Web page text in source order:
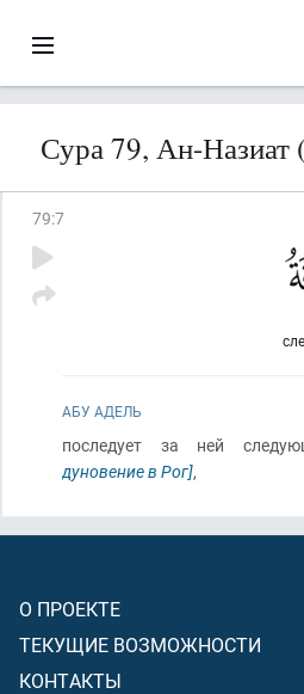
Сура 79, Ан-
79:7
АБУ АДЕЛЬ
последует за ней
дуновение в Рог],
О ПРОЕКТЕ
ТЕКУЩИЕ ВОЗМОЖНОСТИ
КОНТАКТЫ